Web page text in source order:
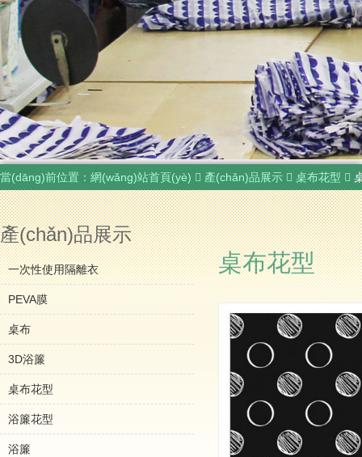
當(dāng)前位置： 網(wǎng)站首頁(yè) 產(chǎn)品展示 桌布花型
產(chǎn)品展示
一次性使用隔離衣
PEVA膜
桌布
3D浴簾
桌布花型
浴簾花型
浴簾
桌布花型